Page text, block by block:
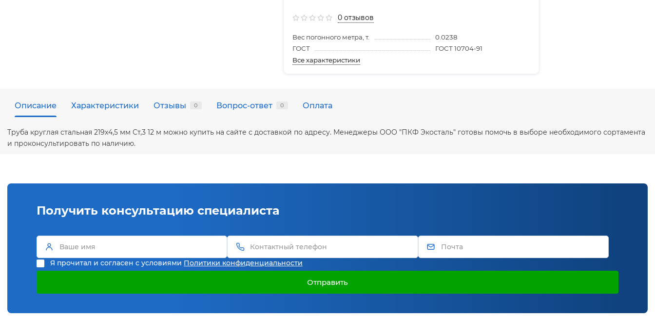
0 отзывов
Вес погонного метра, т.
0.0238
ГОСТ
ГОСТ 10704-91
Все характеристики
Описание Характеристики Отзывы 0 Вопрос-ответ 0 Оплата
Труба круглая стальная 219х4,5 мм Ст,3 12 м можно купить на сайте с доставкой по адресу. Менеджеры ООО "ПКФ Экосталь" готовы помочь в выборе необходимого сортамента
и проконсультировать по наличию.
Получить консультацию специалиста
Я прочитал и согласен с условиями Политики конфиденциальности
Отправить